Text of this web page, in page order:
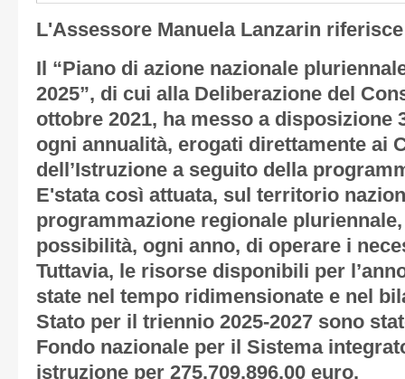
L'Assessore Manuela Lanzarin
Il “Piano di azione nazionale
2025”, di cui alla Deliberazione del
ottobre 2021, ha messo a disposizione
ogni annualità, erogati direttamente ai
dell’Istruzione a seguito della
E'stata così attuata, sul territorio
programmazione regionale
possibilità, ogni anno, di operare i
Tuttavia, le risorse disponibili per
state nel tempo ridimensionate e nel
Stato per il triennio 2025-2027 sono
Fondo nazionale per il Sistema
istruzione per 275.709.896,00 euro.